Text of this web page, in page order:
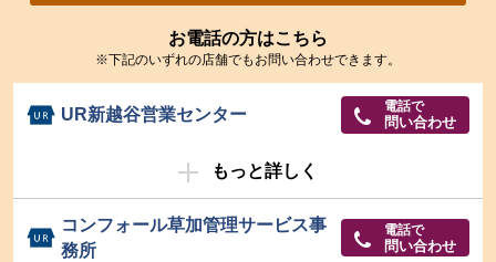
お電話の方はこちら
※下記のいずれの店舗でもお問い合わせできます。
UR新越谷営業センター 電話で
問い合わせ
もっと詳しく
コンフォール草加管理サービス事
務所
電話で
問い合わせ